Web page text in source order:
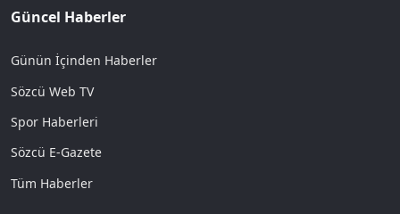
Güncel Haberler
Günün İçinden Haberler
Sözcü Web TV
Spor Haberleri
Sözcü E-Gazete
Tüm Haberler